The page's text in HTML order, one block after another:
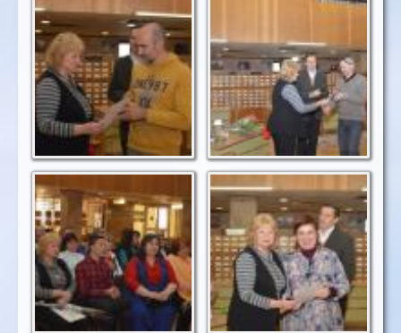
Вручаємо подяки
любим краєзнавцям
улюбленого
лектора "Кліо"
Кліовці на святі Вірні друзі